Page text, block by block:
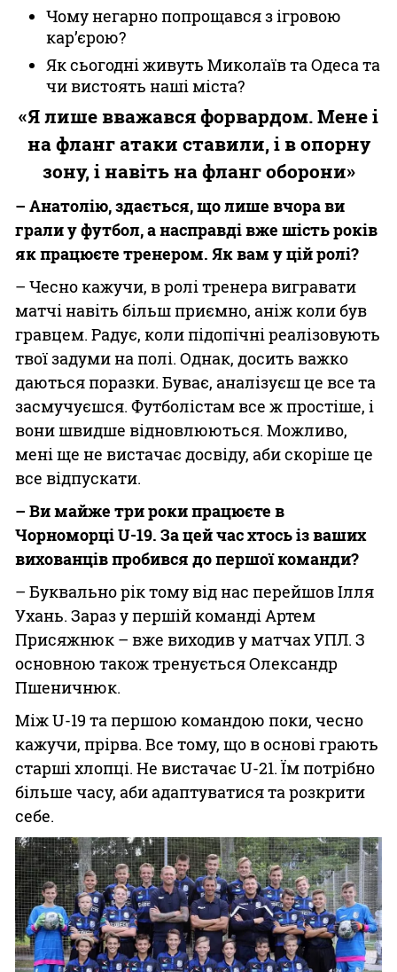
Чому негарно попрощався з ігровою
кар’єрою?
Як сьогодні живуть Миколаїв та Одеса та
чи вистоять наші міста?
«Я лише вважався форвардом. Мене і
на фланг атаки ставили, і в опорну
зону, і навіть на фланг оборони»
– Анатолію, здається, що лише вчора ви
грали у футбол, а насправді вже шість років
як працюєте тренером. Як вам у цій ролі?
– Чесно кажучи, в ролі тренера вигравати
матчі навіть більш приємно, аніж коли був
гравцем. Радує, коли підопічні реалізовують
твої задуми на полі. Однак, досить важко
даються поразки. Буває, аналізуєш це все та
засмучуєшся. Футболістам все ж простіше, і
вони швидше відновлюються. Можливо,
мені ще не вистачає досвіду, аби скоріше це
все відпускати.
– Ви майже три роки працюєте в
Чорноморці U-19. За цей час хтось із ваших
вихованців пробився до першої команди?
– Буквально рік тому від нас перейшов Ілля
Ухань. Зараз у першій команді Артем
Присяжнюк – вже виходив у матчах УПЛ. З
основною також тренується Олександр
Пшеничнюк.
Між U-19 та першою командою поки, чесно
кажучи, прірва. Все тому, що в основі грають
старші хлопці. Не вистачає U-21. Їм потрібно
більше часу, аби адаптуватися та розкрити
себе.